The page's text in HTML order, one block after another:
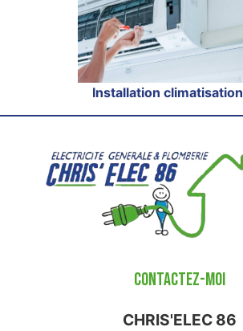
Installation climatisation
CONTACTEZ-MOI
CHRIS'ELEC 86